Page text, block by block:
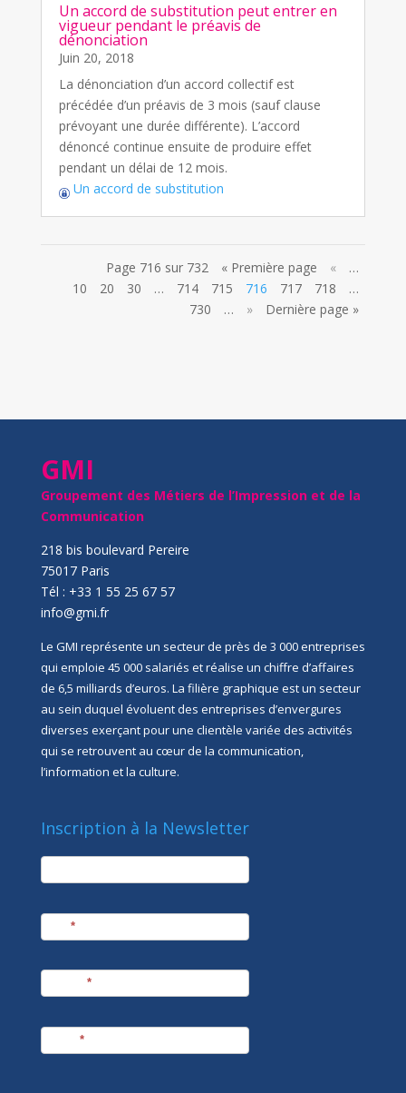
Un accord de substitution peut entrer en
vigueur pendant le préavis de
dénonciation
Juin 20, 2018
La dénonciation d’un accord collectif est
précédée d’un préavis de 3 mois (sauf clause
prévoyant une durée différente). L’accord
dénoncé continue ensuite de produire effet
pendant un délai de 12 mois.
Un accord de substitution
Page 716 sur 732 « Première page «
…
10
20 30 … 714 715 716 717 718
…
730
… » Dernière page »
GMI
Groupement des Métiers de l’Impression et de la
Communication
218 bis boulevard Pereire
75017 Paris
Tél : +33 1 55 25 67 57
info@gmi.fr
Le GMI représente un secteur de près de 3 000 entreprises
qui emploie 45 000 salariés et réalise un chiffre d’affaires
de 6,5 milliards d’euros. La filière graphique est un secteur
au sein duquel évoluent des entreprises d’envergures
diverses exerçant pour une clientèle variée des activités
qui se retrouvent au cœur de la communication,
l’information et la culture.
Inscription à la Newsletter
newsletter
*
*
*